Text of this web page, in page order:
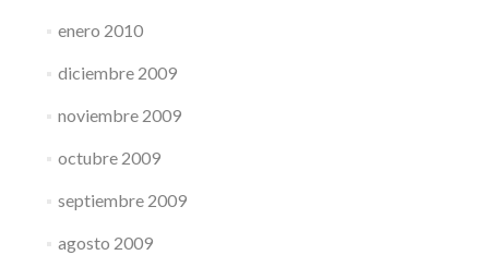
enero 2010
diciembre 2009
noviembre 2009
octubre 2009
septiembre 2009
agosto 2009